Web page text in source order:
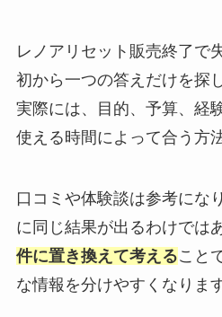
レノアリセット販売終了で
初から一つの答えだけを探
実際には、目的、予算、経
使える時間によって合う方
口コミや体験談は参考にな
に同じ結果が出るわけでは
件に置き換えて考えること
な情報を分けやすくなります